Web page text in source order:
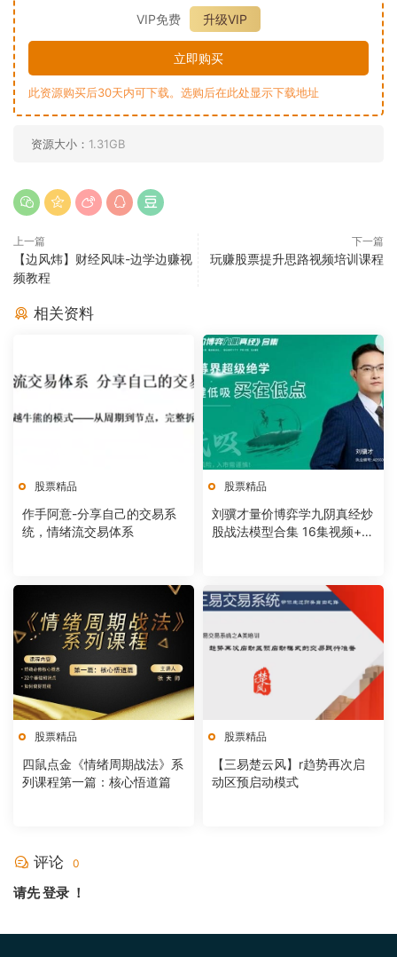
VIP免费
升级VIP
立即购买
此资源购买后30天内可下载。选购后在此处显示下载地址
资源大小： 1.31GB
上一篇
【边风炜】财经风味-边学边赚视
频教程
下一篇
玩赚股票提升思路视频培训课程
相关资料
股票精品
作手阿意-分享自己的交易系
统，情绪流交易体系
股票精品
刘骥才量价博弈学九阴真经炒
股战法模型合集 16集视频+课
股票精品
四鼠点金《情绪周期战法》系
列课程第一篇：核心悟道篇
股票精品
【三易楚云风】r趋势再次启
动区预启动模式
评论 0
请先登录 ！